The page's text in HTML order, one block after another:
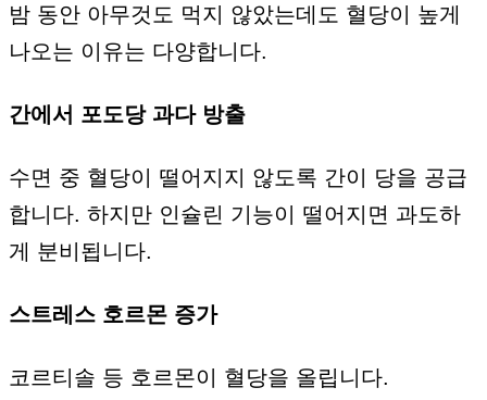
밤 동안 아무것도 먹지 않았는데도 혈당이 높게
나오는 이유는 다양합니다.
간에서 포도당 과다 방출
수면 중 혈당이 떨어지지 않도록 간이 당을 공급
합니다. 하지만 인슐린 기능이 떨어지면 과도하
게 분비됩니다.
스트레스 호르몬 증가
코르티솔 등 호르몬이 혈당을 올립니다.